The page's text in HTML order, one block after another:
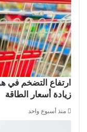
زيادة أسعار الطاقة
منذ أسبوع واحد